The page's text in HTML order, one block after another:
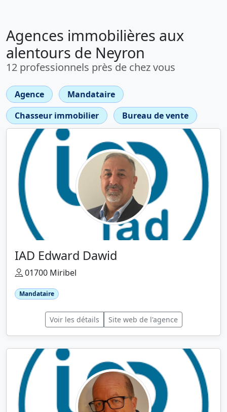
Agences immobilières aux
alentours de Neyron
12 professionnels près de chez vous
Agence
Mandataire
Chasseur immobilier
Bureau de vente
IAD Edward Dawid
01700 Miribel
Mandataire
Voir les détails Site web de l'agence